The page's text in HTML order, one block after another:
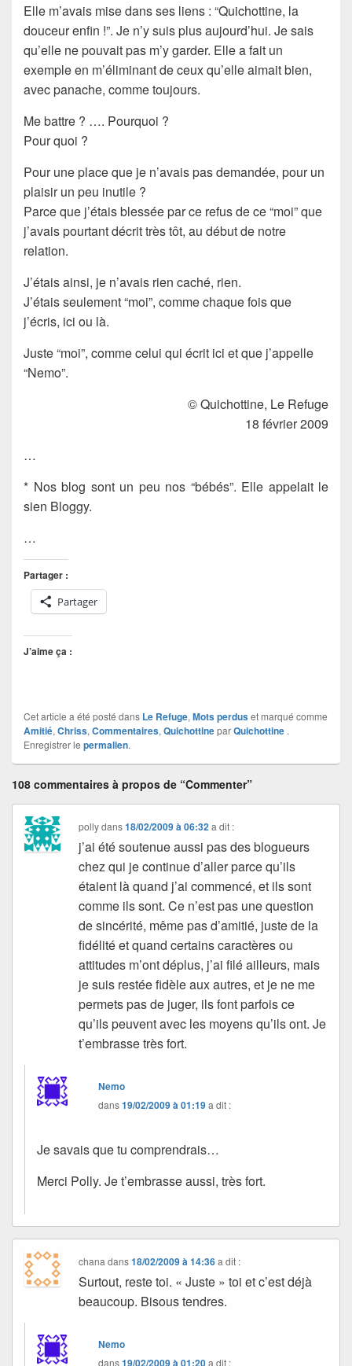
Elle m’avais mise dans ses liens : “Quichottine, la
douceur enfin !”. Je n’y suis plus aujourd’hui. Je sais
qu’elle ne pouvait pas m’y garder. Elle a fait un
exemple en m’éliminant de ceux qu’elle aimait bien,
avec panache, comme toujours.
Me battre ? …. Pourquoi ?
Pour quoi ?
Pour une place que je n’avais pas demandée, pour un
plaisir un peu inutile ?
Parce que j’étais blessée par ce refus de ce “moi” que
j’avais pourtant décrit très tôt, au début de notre
relation.
J’étais ainsi, je n’avais rien caché, rien.
J’étais seulement “moi”, comme chaque fois que
j’écris, ici ou là.
Juste “moi”, comme celui qui écrit ici et que j’appelle
“Nemo”.
© Quichottine, Le Refuge
18 février 2009
…
* Nos blog sont un peu nos “bébés”. Elle appelait le
sien Bloggy.
…
Partager :
Partager
J’aime ça :
Cet article a été posté dans Le Refuge, Mots perduset marqué comme
Amitié, Chriss, Commentaires, QuichottineparQuichottine .
Enregistrer le permalien.
108 commentaires à propos de “Commenter”
pollydans18/02/2009 à 06:32 a dit :
j’ai été soutenue aussi pas des blogueurs
chez qui je continue d’aller parce qu’ils
étaient là quand j’ai commencé, et ils sont
comme ils sont. Ce n’est pas une question
de sincérité, même pas d’amitié, juste de la
fidélité et quand certains caractères ou
attitudes m’ont déplus, j’ai filé ailleurs, mais
je suis restée fidèle aux autres, et je ne me
permets pas de juger, ils font parfois ce
qu’ils peuvent avec les moyens qu’ils ont. Je
t’embrasse très fort.
Nemo
dans19/02/2009 à 01:19a dit :
Je savais que tu comprendrais…
Merci Polly. Je t’embrasse aussi, très fort.
chana dans18/02/2009 à 14:36 a dit :
Surtout, reste toi. « Juste » toi et c’est déjà
beaucoup. Bisous tendres.
Nemo
dans19/02/2009 à 01:20a dit :